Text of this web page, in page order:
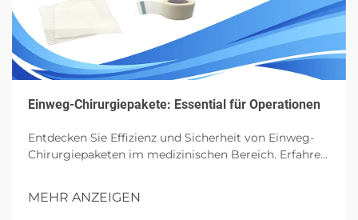
Einweg-Chirurgiepakete: Essential für Operationen
Entdecken Sie Effizienz und Sicherheit von Einweg-
Chirurgiepaketen im medizinischen Bereich. Erfahren
MEHR ANZEIGEN